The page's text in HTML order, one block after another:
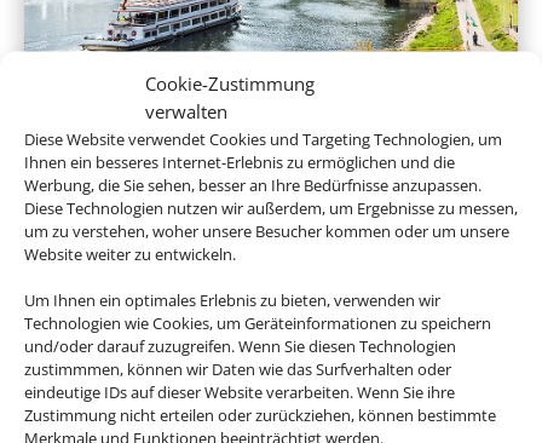
Cookie-Zustimmung
verwalten
Diese Website verwendet Cookies und Targeting Technologien, um
Ihnen ein besseres Internet-Erlebnis zu ermöglichen und die
Werbung, die Sie sehen, besser an Ihre Bedürfnisse anzupassen.
Diese Technologien nutzen wir außerdem, um Ergebnisse zu messen,
um zu verstehen, woher unsere Besucher kommen oder um unsere
Website weiter zu entwickeln.
Um Ihnen ein optimales Erlebnis zu bieten, verwenden wir
Technologien wie Cookies, um Geräteinformationen zu speichern
und/oder darauf zuzugreifen. Wenn Sie diesen Technologien
zustimmmen, können wir Daten wie das Surfverhalten oder
eindeutige IDs auf dieser Website verarbeiten. Wenn Sie ihre
Zustimmung nicht erteilen oder zurückziehen, können bestimmte
Merkmale und Funktionen beeinträchtigt werden.
Flusskreuzfahrten
Expeditionskreuzfahrten